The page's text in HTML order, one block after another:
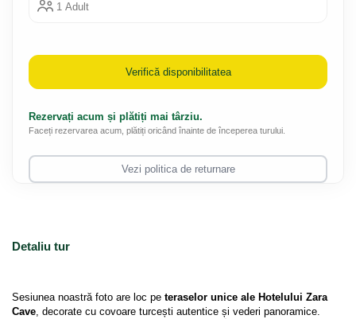
Detaliu tur
Sesiunea noastră foto are loc pe teraselor unice ale Hotelului Zara
Cave, decorate cu covoare turcești autentice și vederi panoramice.
1 Adult
Verifică disponibilitatea
Rezervați acum și plătiți mai târziu.
Faceți rezervarea acum, plătiți oricând înainte de începerea turului.
Vezi politica de returnare